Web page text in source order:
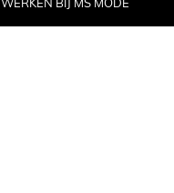
WERKEN BIJ MS MODE